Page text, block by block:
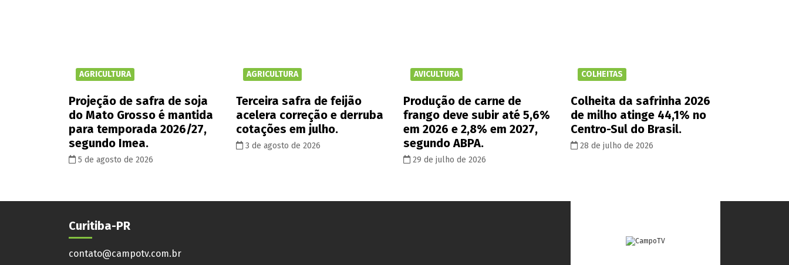
AGRICULTURA
Projeção de safra de soja
do Mato Grosso é mantida
para temporada 2026/27,
segundo Imea.
5 de agosto de 2026
AGRICULTURA
Terceira safra de feijão
acelera correção e derruba
cotações em julho.
3 de agosto de 2026
AVICULTURA
Produção de carne de
frango deve subir até 5,6%
em 2026 e 2,8% em 2027,
segundo ABPA.
29 de julho de 2026
COLHEITAS
Colheita da safrinha 2026
de milho atinge 44,1% no
Centro-Sul do Brasil.
28 de julho de 2026
Curitiba-PR
contato@campotv.com.br